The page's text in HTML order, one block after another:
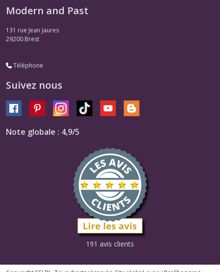
Modern and Past
131 rue Jean Jaures
29200 Brest
Téléphone
Suivez nous
Note globale : 4,9/5
191 avis clients